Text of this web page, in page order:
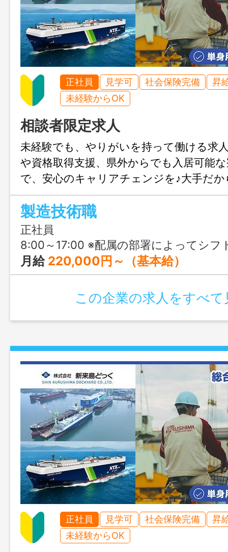
正社員 見学可 社会保険完備
昇
未経験からOK
相談者限定求人
未経験でも、やりがいを持って働ける求
や資格取得支援、県外からでも入居可能
で、安心のキャリアチェンジを♪大手だ
た処遇で、地域に密着した働き方をして
製造技術職
正社員
8:00～17:00 ※配属の部署によってシフト
月給 220,000円～（基本給）
この企業の求人をすべて
正社員 見学可 社会保険完備
昇
未経験からOK